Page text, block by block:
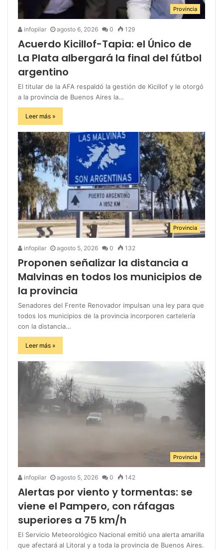
Provincia
infopilar agosto 6, 2026 0 129
Acuerdo Kicillof-Tapia: el Único de
La Plata albergará la final del fútbol
argentino
El titular de la AFA respaldó la gestión de Kicillof y le otorgó
a la provincia de Buenos Aires la…
Leer más »
Provincia
infopilar agosto 5, 2026 0 132
Proponen señalizar la distancia a
Malvinas en todos los municipios de
la provincia
Senadores del Frente Renovador impulsan una ley para que
todos los municipios de la provincia incorporen cartelería
con la distancia…
Leer más »
Provincia
infopilar agosto 5, 2026 0 142
Alertas por viento y tormentas: se
viene el Pampero, con ráfagas
superiores a 75 km/h
El Servicio Meteorológico Nacional emitió una alerta amarilla
que afectará al Litoral y a toda la provincia de Buenos Aires.